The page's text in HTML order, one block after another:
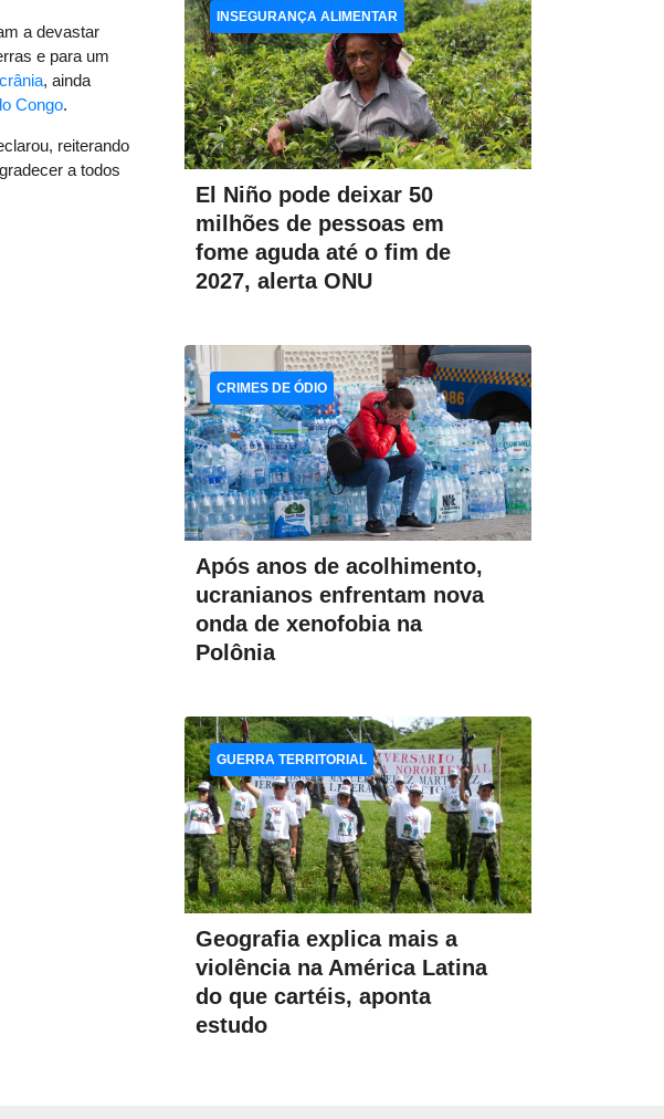
a devastar
e para um
, ainda
Congo.
reiterando
a todos
El Niño pode deixar 50
milhões de pessoas em
fome aguda até o fim de
2027, alerta ONU
INSEGURANÇA ALIMENTAR
Após anos de acolhimento,
ucranianos enfrentam nova
onda de xenofobia na
Polônia
CRIMES DE ÓDIO
Geografia explica mais a
violência na América Latina
do que cartéis, aponta
estudo
GUERRA TERRITORIAL